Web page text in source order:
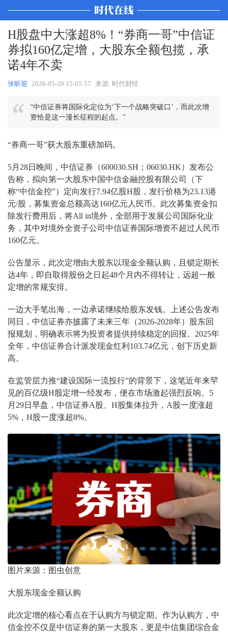
H股盘中大涨超8%！“券商一哥”中信证
券拟160亿定增，大股东全额包揽，承
诺4年不卖
张昕迎 2026-05-29 15:05:57 来源: 时代财经
“中信证券将国际化定位为‘下一个战略突破口’，而此次增
资恰是这一漫长征程的起点。”
“券商一哥”获大股东重磅加码。
5月28日晚间，中信证券（600030.SH；06030.HK）发布公
告称，拟向第一大股东中国中信金融控股有限公司（下
称“中信金控”）定向发行7.94亿股H股，发行价格为23.13港
元/股，募集资金总额高达160亿元人民币。此次募集资金扣
除发行费用后，将All in境外，全部用于发展公司国际化业
务，其中对境外全资子公司中信证券国际增资不超过人民币
160亿元。
公告显示，此次定增由大股东以现金全额认购，且锁定期长
达4年，即自取得股份之日起48个月内不得转让，远超一般
定增的常规安排。
一边大手笔出海，一边承诺继续给股东发钱。上述公告发布
同日，中信证券亦披露了未来三年（2026-2028年）股东回
报规划，明确表示将为投资者提供持续稳定的回报。2025年
全年，中信证券合计派发现金红利103.74亿元，创下历史新
高。
在监管层力推“建设国际一流投行”的背景下，这笔近年来罕
见的百亿级H股定增一经发布，便在市场激起强烈反响。5
月29日早盘，中信证券A股、H股集体拉升，A股一度涨超
5%，H股一度涨超8%。
图片来源：图虫创意
大股东现金全额认购
此次定增的核心看点在于认购方与锁定期。作为认购方，中
信金控不仅是中信证券的第一大股东，更是中信集团综合金